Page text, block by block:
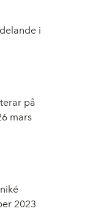
i
på
mars
2023